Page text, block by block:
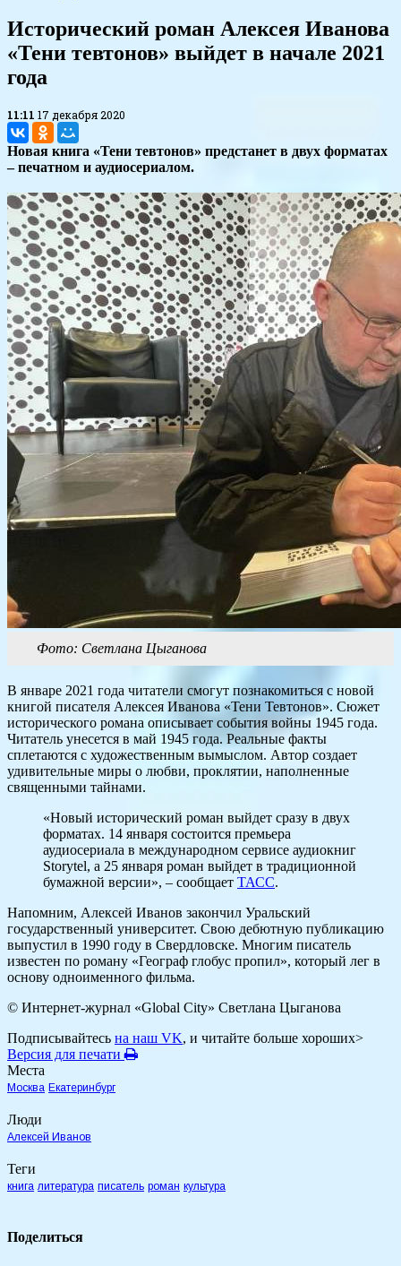
Исторический роман Алексея Иванова
«Тени тевтонов» выйдет в начале 2021
года
11:11 17 декабря 2020
Новая книга «Тени тевтонов» предстанет в двух форматах
– печатном и аудиосериалом.
Фото: Светлана Цыганова
В январе 2021 года читатели смогут познакомиться с новой
книгой писателя Алексея Иванова «Тени Тевтонов». Сюжет
исторического романа описывает события войны 1945 года.
Читатель унесется в май 1945 года. Реальные факты
сплетаются с художественным вымыслом. Автор создает
удивительные миры о любви, проклятии, наполненные
священными тайнами.
«Новый исторический роман выйдет сразу в двух
форматах. 14 января состоится премьера
аудиосериала в международном сервисе аудиокниг
Storytel, а 25 января роман выйдет в традиционной
бумажной версии», – сообщает ТАСС.
Напомним, Алексей Иванов закончил Уральский
государственный университет. Свою дебютную публикацию
выпустил в 1990 году в Свердловске. Многим писатель
известен по роману «Географ глобус пропил», который лег в
основу одноименного фильма.
© Интернет-журнал «Global City» Светлана Цыганова
Подписывайтесь на наш VK, и читайте больше хороших>
Версия для печати
Места
Москва Екатеринбург
Люди
Алексей Иванов
Теги
книга литература писатель роман культура
Поделиться